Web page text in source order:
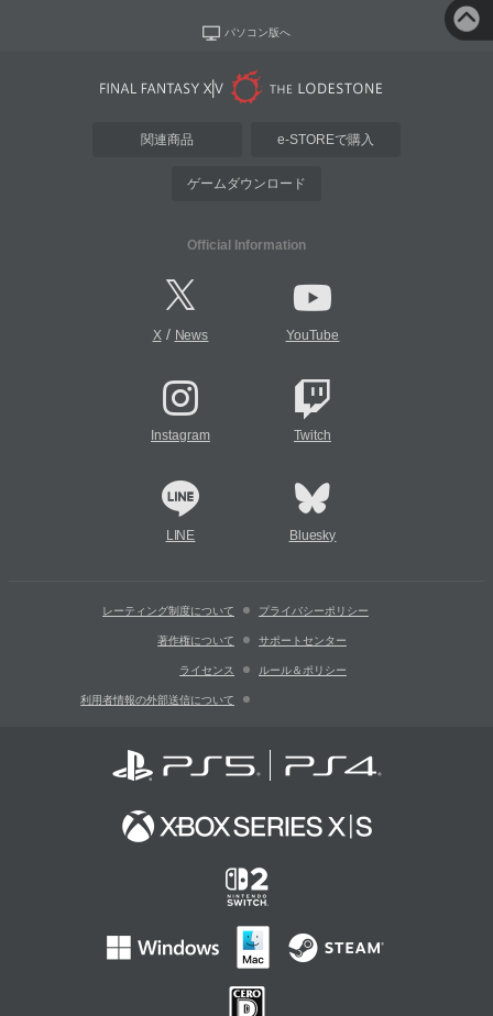
パソコン版へ
関連商品 e-STOREで購入
ゲームダウンロード
Official Information
X/ News YouTube
Instagram Twitch
LINE Bluesky
レーティング制度について プライバシーポリシー
著作権について サポートセンター
ライセンス ルール＆ポリシー
利用者情報の外部送信について